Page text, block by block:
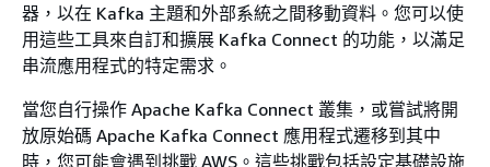
器，以在 Kafka 主題和外部系統之間移動資料。您可以使
用這些工具來自訂和擴展 Kafka Connect 的功能，以滿足
串流應用程式的特定需求。
當您自行操作 Apache Kafka Connect 叢集，或嘗試將開
放原始碼 Apache Kafka Connect 應用程式遷移到其中
時，您可能會遇到挑戰 AWS。這些挑戰包括設定基礎設施